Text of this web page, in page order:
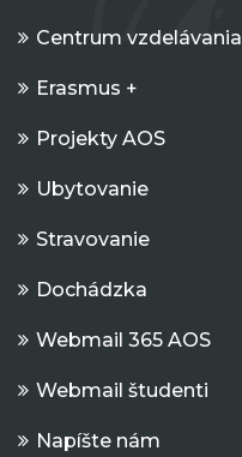
Centrum vzdelávania
Erasmus +
Projekty AOS
Ubytovanie
Stravovanie
Dochádzka
Webmail 365 AOS
Webmail študenti
Napíšte nám